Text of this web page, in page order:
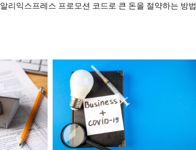
알리익스프레스 프로모션 코드로 큰 돈을 절약하는 방법